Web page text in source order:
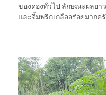
ของดองทั่วไป ลักษณะผลยา
และจิ้มพริกเกลืออร่อยมากค